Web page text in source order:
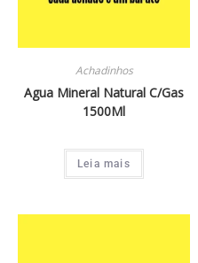
Achadinhos
Agua Mineral Natural C/Gas
1500Ml
Leia mais